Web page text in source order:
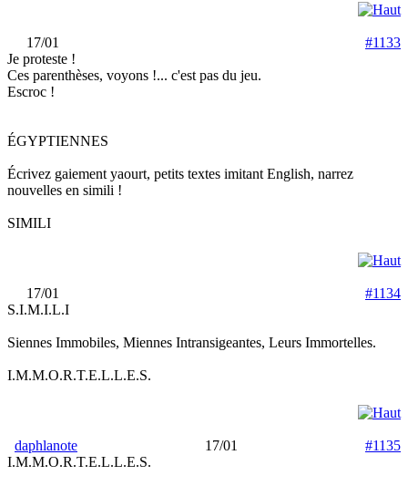
17/01
#1133
Je proteste !
Ces parenthèses, voyons !... c'est pas du jeu.
Escroc !
ÉGYPTIENNES
Écrivez gaiement yaourt, petits textes imitant English, narrez
nouvelles en simili !
SIMILI
17/01
#1134
S.I.M.I.L.I
Siennes Immobiles, Miennes Intransigeantes, Leurs Immortelles.
I.M.M.O.R.T.E.L.L.E.S.
daphlanote 17/01
#1135
I.M.M.O.R.T.E.L.L.E.S.